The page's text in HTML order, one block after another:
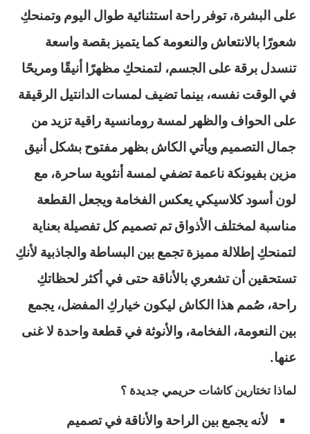
على البشرة، توفر راحة استثنائية طوال اليوم وتمنحكِ
شعورًا بالانتعاش والنعومة كما يتميز بقصة واسعة
تنسدل برقة على الجسم، لتمنحكِ مظهرًا أنيقًا ومريحًا
في الوقت نفسه، بينما تضيف لمسات الدانتيل الرقيقة
على الحواف والظهر لمسة رومانسية راقية تزيد من
جمال التصميم ويأتي الكاش بظهر مفتوح بشكل أنيق
مزين بفيونكة ناعمة تضفي لمسة أنثوية ساحرة، مع
لون أسود كلاسيكي يعكس الفخامة ويجعل القطعة
مناسبة لمختلف الأذواق تم تصميم كل تفصيلة بعناية
لتمنحكِ إطلالة مميزة تجمع بين البساطة والجاذبية لأنكِ
تستحقين أن تشعري بالأناقة حتى في أكثر لحظاتكِ
راحة، صُمم هذا الكاش ليكون خياركِ المفضل، يجمع
بين النعومة، الفخامة، والأنوثة في قطعة واحدة لا غنى
عنها.
لماذا تختارين كاشات حريمي جديدة ؟
لأنه يجمع بين الراحة والأناقة في تصميم